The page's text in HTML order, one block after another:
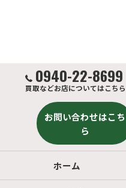
0940-22-8699
買取などお店についてはこちら
お問い合わせはこち
ら
ホーム